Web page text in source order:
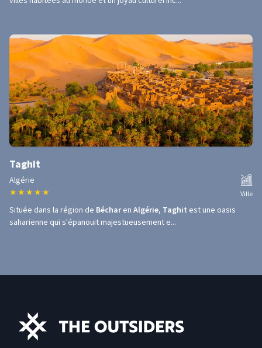
Taghit
Algérie
★ ★ ★ ★ ★ Ville
Située dans la région de Bécharen Algérie, Taghit est une oasis
saharienne qui s'épanouit majestueusement e...